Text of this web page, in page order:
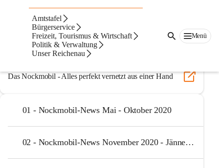
Amtstafel
Bürgerservice
Freizeit, Tourismus & Wirtschaft
Politik & Verwaltung
Unser Reichenau
Menü
Familie & Soziales
Nockmobil
Das Nockmobil - Alles perfekt vernetzt aus einer Hand
01 - Nockmobil-News Mai - Oktober 2020
02 - Nockmobil-News November 2020 - Jänner 2021